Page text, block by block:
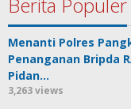
Berita Populer
Menanti Polres
Penanganan Bripda
Pidan…
3,263 views